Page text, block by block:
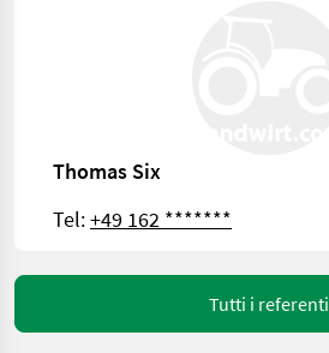
Thomas Six
Tel:+49 162 *******
Tutti i referenti